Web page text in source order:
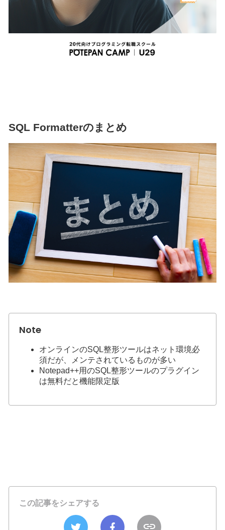
SQL Formatterのまとめ
オンラインのSQL整形ツールはネット環境必
須だが、メンテされているものが多い
Notepad++用のSQL整形ツールのプラグイン
は無料だと機能限定版
この記事をシェアする